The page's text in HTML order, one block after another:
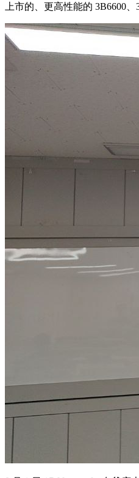
上市的、更高性能的 3B6600、